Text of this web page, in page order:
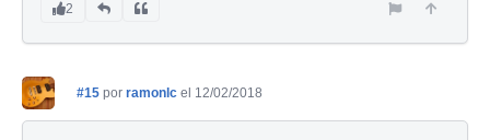
2
#15 por ramonlc el 12/02/2018